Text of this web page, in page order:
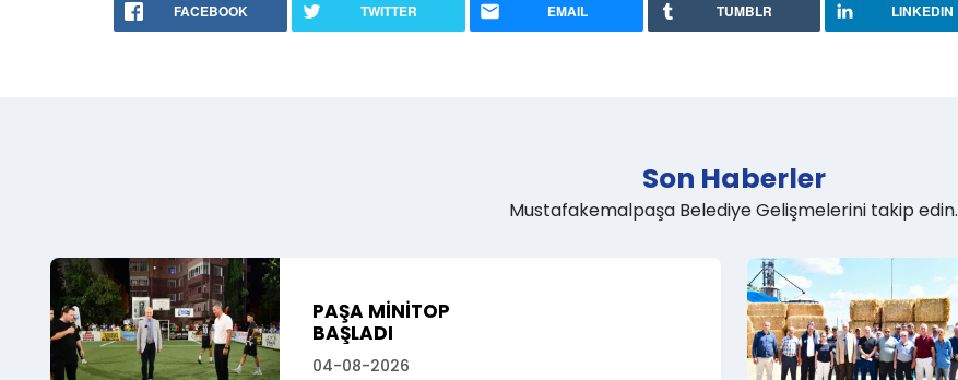
FACEBOOK TWITTER EMAIL TUMBLR LINKEDIN
Son Haberler
Mustafakemalpaşa Belediye Gelişmelerini takip edin.
PAŞA MİNİTOP
BAŞLADI
04-08-2026